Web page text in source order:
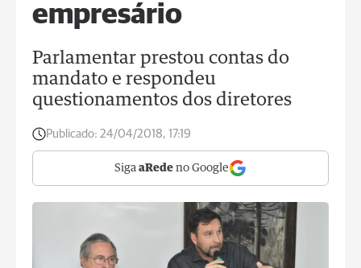
empresário
Parlamentar prestou contas do
mandato e respondeu
questionamentos dos diretores
Publicado: 24/04/2018, 17:19
Siga aRede no Google